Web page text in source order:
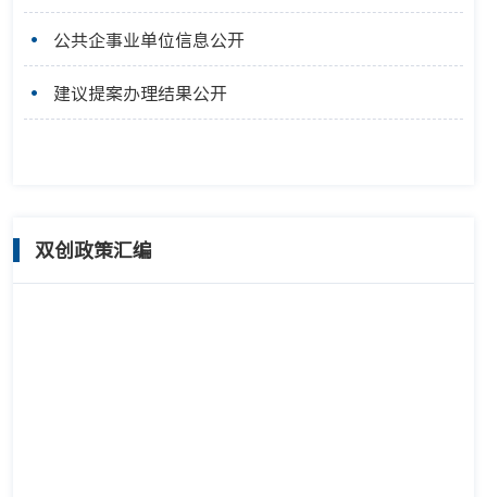
公共企事业单位信息公开
建议提案办理结果公开
双创政策汇编